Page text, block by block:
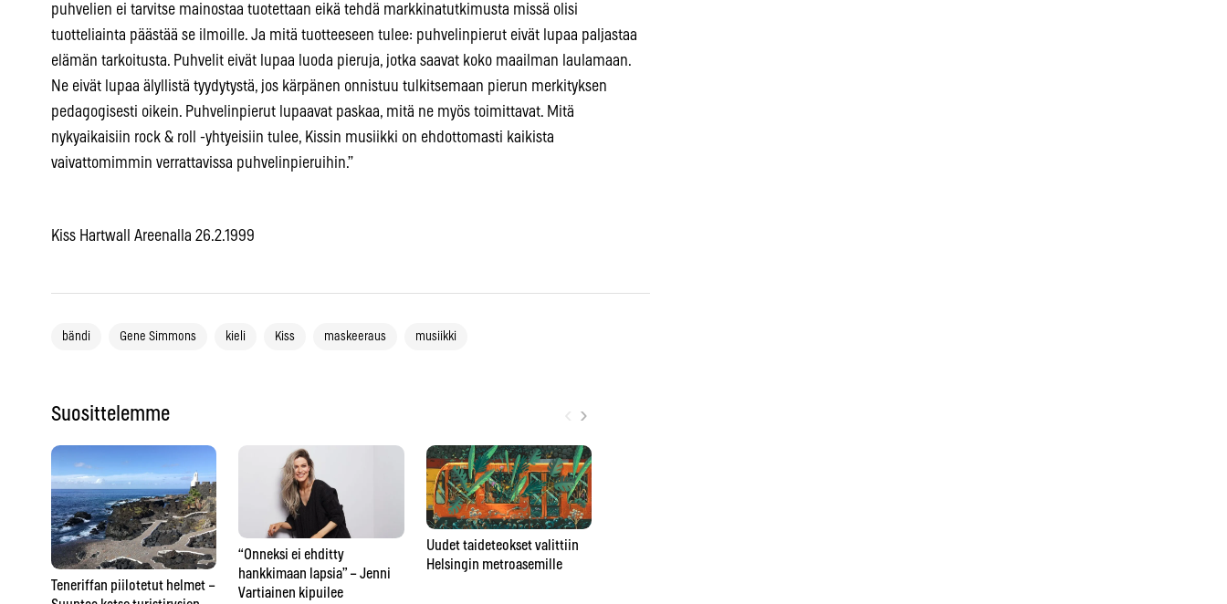
puhvelien ei tarvitse mainostaa tuotettaan eikä tehdä markkinatutkimusta missä olisi
tuotteliainta päästää se ilmoille. Ja mitä tuotteeseen tulee: puhvelinpierut eivät lupaa paljastaa
elämän tarkoitusta. Puhvelit eivät lupaa luoda pieruja, jotka saavat koko maailman laulamaan.
Ne eivät lupaa älyllistä tyydytystä, jos kärpänen onnistuu tulkitsemaan pierun merkityksen
pedagogisesti oikein. Puhvelinpierut lupaavat paskaa, mitä ne myös toimittavat. Mitä
nykyaikaisiin rock & roll -yhtyeisiin tulee, Kissin musiikki on ehdottomasti kaikista
vaivattomimmin verrattavissa puhvelinpieruihin.”
Kiss Hartwall Areenalla 26.2.1999
bändi Gene Simmons kieli Kiss maskeeraus musiikki
Suosittelemme ›
Teneriffan piilotetut helmet –
“Onneksi ei ehditty
hankkimaan lapsia” – Jenni
Vartiainen kipuilee
Uudet taideteokset valittiin
Helsingin metroasemille